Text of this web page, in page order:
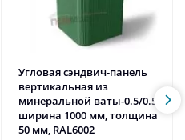
Угловая сэндвич-панель
вертикальная из
минеральной ваты-0.5/0.5,
ширина 1000 мм, толщина
50 мм, RAL6002